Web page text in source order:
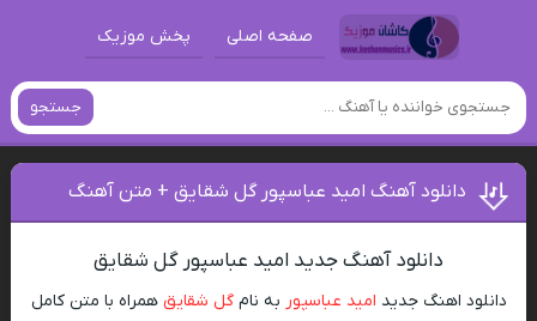
صفحه اصلی پخش موزیک
جستجو
دانلود آهنگ امید عباسپور گل شقایق + متن آهنگ
دانلود آهنگ جدید امید عباسپور گل شقایق
دانلود اهنگ جدید امید عباسپور به نامگل شقایق همراه با متن کامل